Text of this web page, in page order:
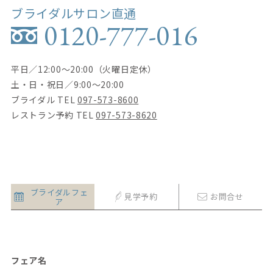
ブライダルサロン直通
0120-777-016
平日／12:00〜20:00（火曜日定休）
土・日・祝日／9:00〜20:00
ブライダル TEL 097-573-8600
レストラン予約 TEL097-573-8620
ブライダル フェ
ア 見学予約 お問合せ
フェア名